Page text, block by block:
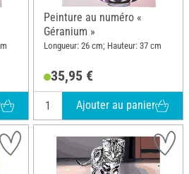
Peinture au numéro «
Géranium »
Longueur: 26 cm; Hauteur: 37 cm
35,95 €
Ajouter au panier